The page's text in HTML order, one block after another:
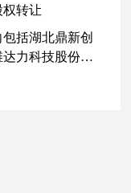
限公司、华润饮料
有限公司在香港交易
上市时对其进行基石
方案提供商）
处理GPA Global
转让
括湖北鼎新创
力科技股份有